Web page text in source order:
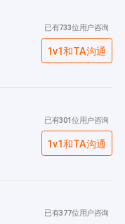
已有733位用户咨询
1v1和TA沟通
已有301位用户咨询
1v1和TA沟通
已有377位用户咨询